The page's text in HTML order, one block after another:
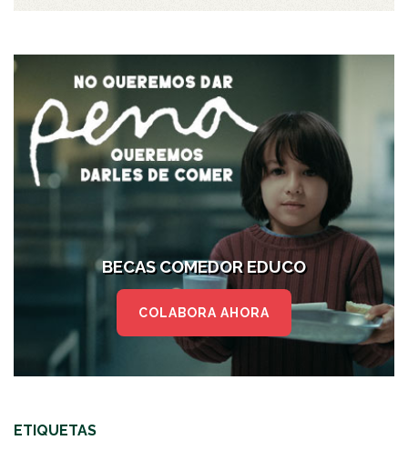
BECAS COMEDOR EDUCO
COLABORA AHORA
ETIQUETAS